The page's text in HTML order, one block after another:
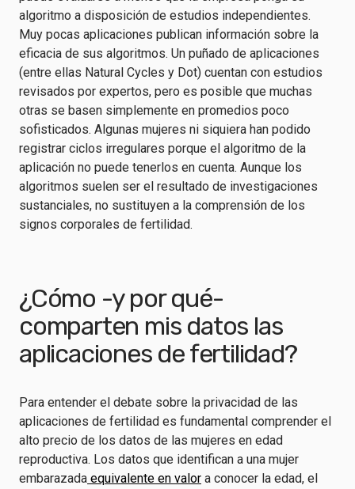
algoritmo a disposición de estudios independientes.
Muy pocas aplicaciones publican información sobre la
eficacia de sus algoritmos. Un puñado de aplicaciones
(entre ellas Natural Cycles y Dot) cuentan con estudios
revisados por expertos, pero es posible que muchas
otras se basen simplemente en promedios poco
sofisticados. Algunas mujeres ni siquiera han podido
registrar ciclos irregulares porque el algoritmo de la
aplicación no puede tenerlos en cuenta. Aunque los
algoritmos suelen ser el resultado de investigaciones
sustanciales, no sustituyen a la comprensión de los
signos corporales de fertilidad.
¿Cómo -y por qué-
comparten mis datos las
aplicaciones de fertilidad?
Para entender el debate sobre la privacidad de las
aplicaciones de fertilidad es fundamental comprender el
alto precio de los datos de las mujeres en edad
reproductiva. Los datos que identifican a una mujer
embarazada equivalente en valor a conocer la edad, el